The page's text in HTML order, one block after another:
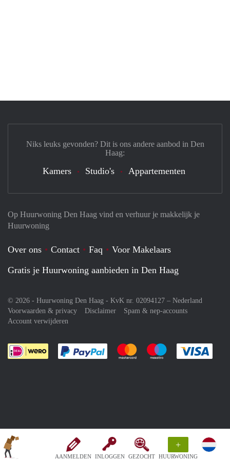
AANMELDEN INLOGGEN GEZOCHT
+
HUURWONING
Op Huurwoning Den Haag vind en verhuur je makkelijk je
Huurwoning
Over ons Contact Faq
Voor Makelaars
Gratis je Huurwoning aanbieden in Den Haag
© 2026 - Huurwoning Den Haag - KvK nr. 02094127 – Nederland
Voorwaarden & privacy
Disclaimer
Spam & nep-accounts
Account verwijderen
Je rekent gemakkelijk af met Paypal
Je rekent gemakkelijk af met
Je rekent
Niks leuks gevonden? Dit is ons andere aanbod in Den
Haag:
Kamers Studio's Appartementen